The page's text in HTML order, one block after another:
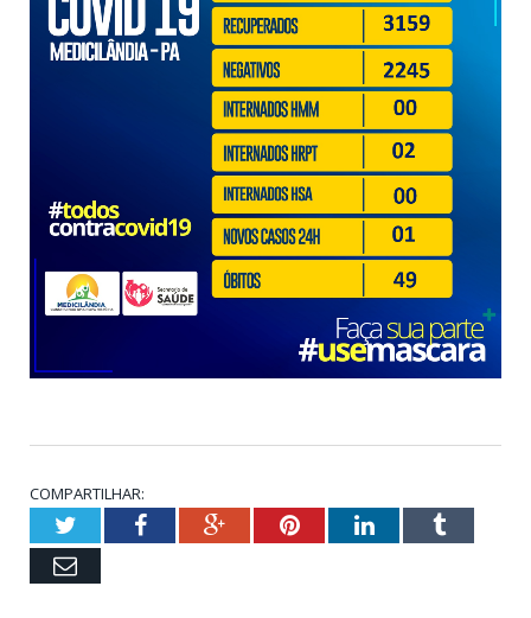
COMPARTILHAR:
TwitterFacebookGoogle+PinterestLinkedInTumblr
Email